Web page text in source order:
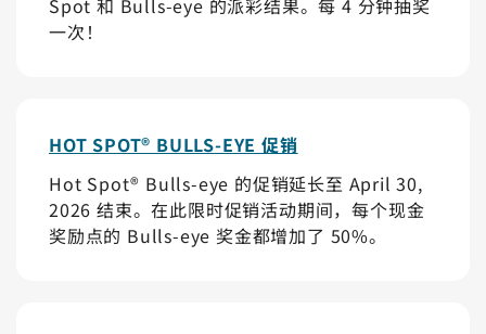
Spot 和 Bulls-eye 的派彩结果。每 4 分钟抽奖
一次！
HOT SPOT® BULLS-EYE 促销
Hot Spot® Bulls-eye 的促销延长至 April 30,
2026 结束。在此限时促销活动期间，每个现金
奖励点的 Bulls-eye 奖金都增加了 50%。